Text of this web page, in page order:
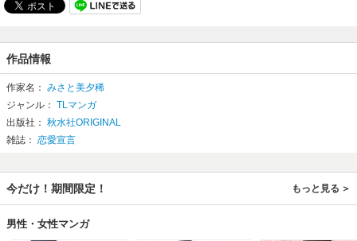
作品情報
作家名： みさと美夕稀
ジャンル： TLマンガ
出版社： 秋水社ORIGINAL
雑誌： 恋愛宣言
今だけ！期間限定！ もっと見る
男性・女性マンガ